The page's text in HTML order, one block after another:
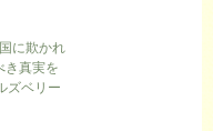
に欺かれ
真実を
ズベリー